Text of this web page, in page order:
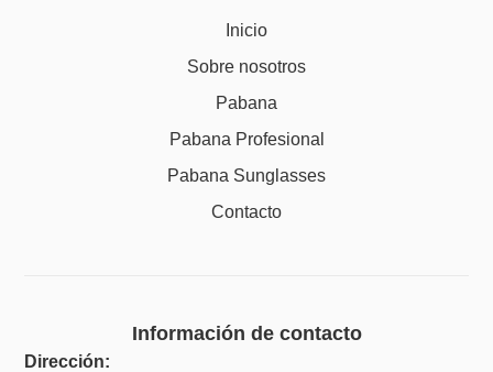
Inicio
Sobre nosotros
Pabana
Pabana Profesional
Pabana Sunglasses
Contacto
Información de contacto
Dirección: